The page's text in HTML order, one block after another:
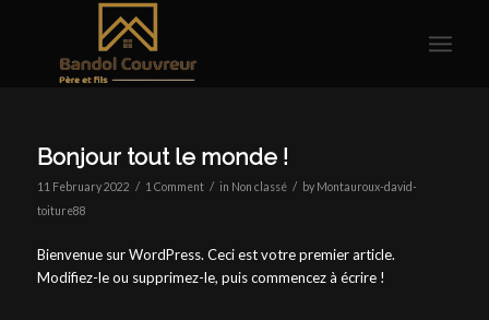
Bonjour tout le monde !
11 February 2022 / 1 Comment / in Non classé / by Montauroux-david-
toiture88
Bienvenue sur WordPress. Ceci est votre premier article.
Modifiez-le ou supprimez-le, puis commencez à écrire !